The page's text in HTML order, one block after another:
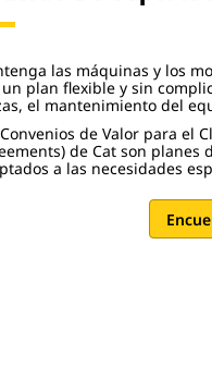
las máquinas y los
plan flexible y sin
el mantenimiento del
de Valor para el
de Cat son planes
a las necesidades